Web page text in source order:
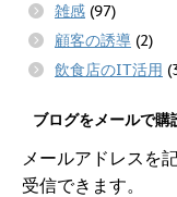
雑感 (97)
顧客の誘導 (2)
飲食店のIT活用
ブログをメールで購
メールアドレスを
受信できます。